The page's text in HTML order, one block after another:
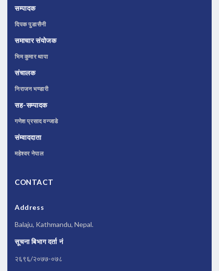
सम्पादक
दिपक पुडासैनी
समाचार संयोजक
भिम कुमार थापा
संचालक
निराजन भण्डारी
सह-सम्पादक
गणेश प्रसाद वन्जाडे
संम्वाददाता
महेश्वर नेपाल
CONTACT
Address
Balaju, Kathmandu, Nepal.
सूचना बिभाग दर्ता नं
२६९६/२०७७-०७८